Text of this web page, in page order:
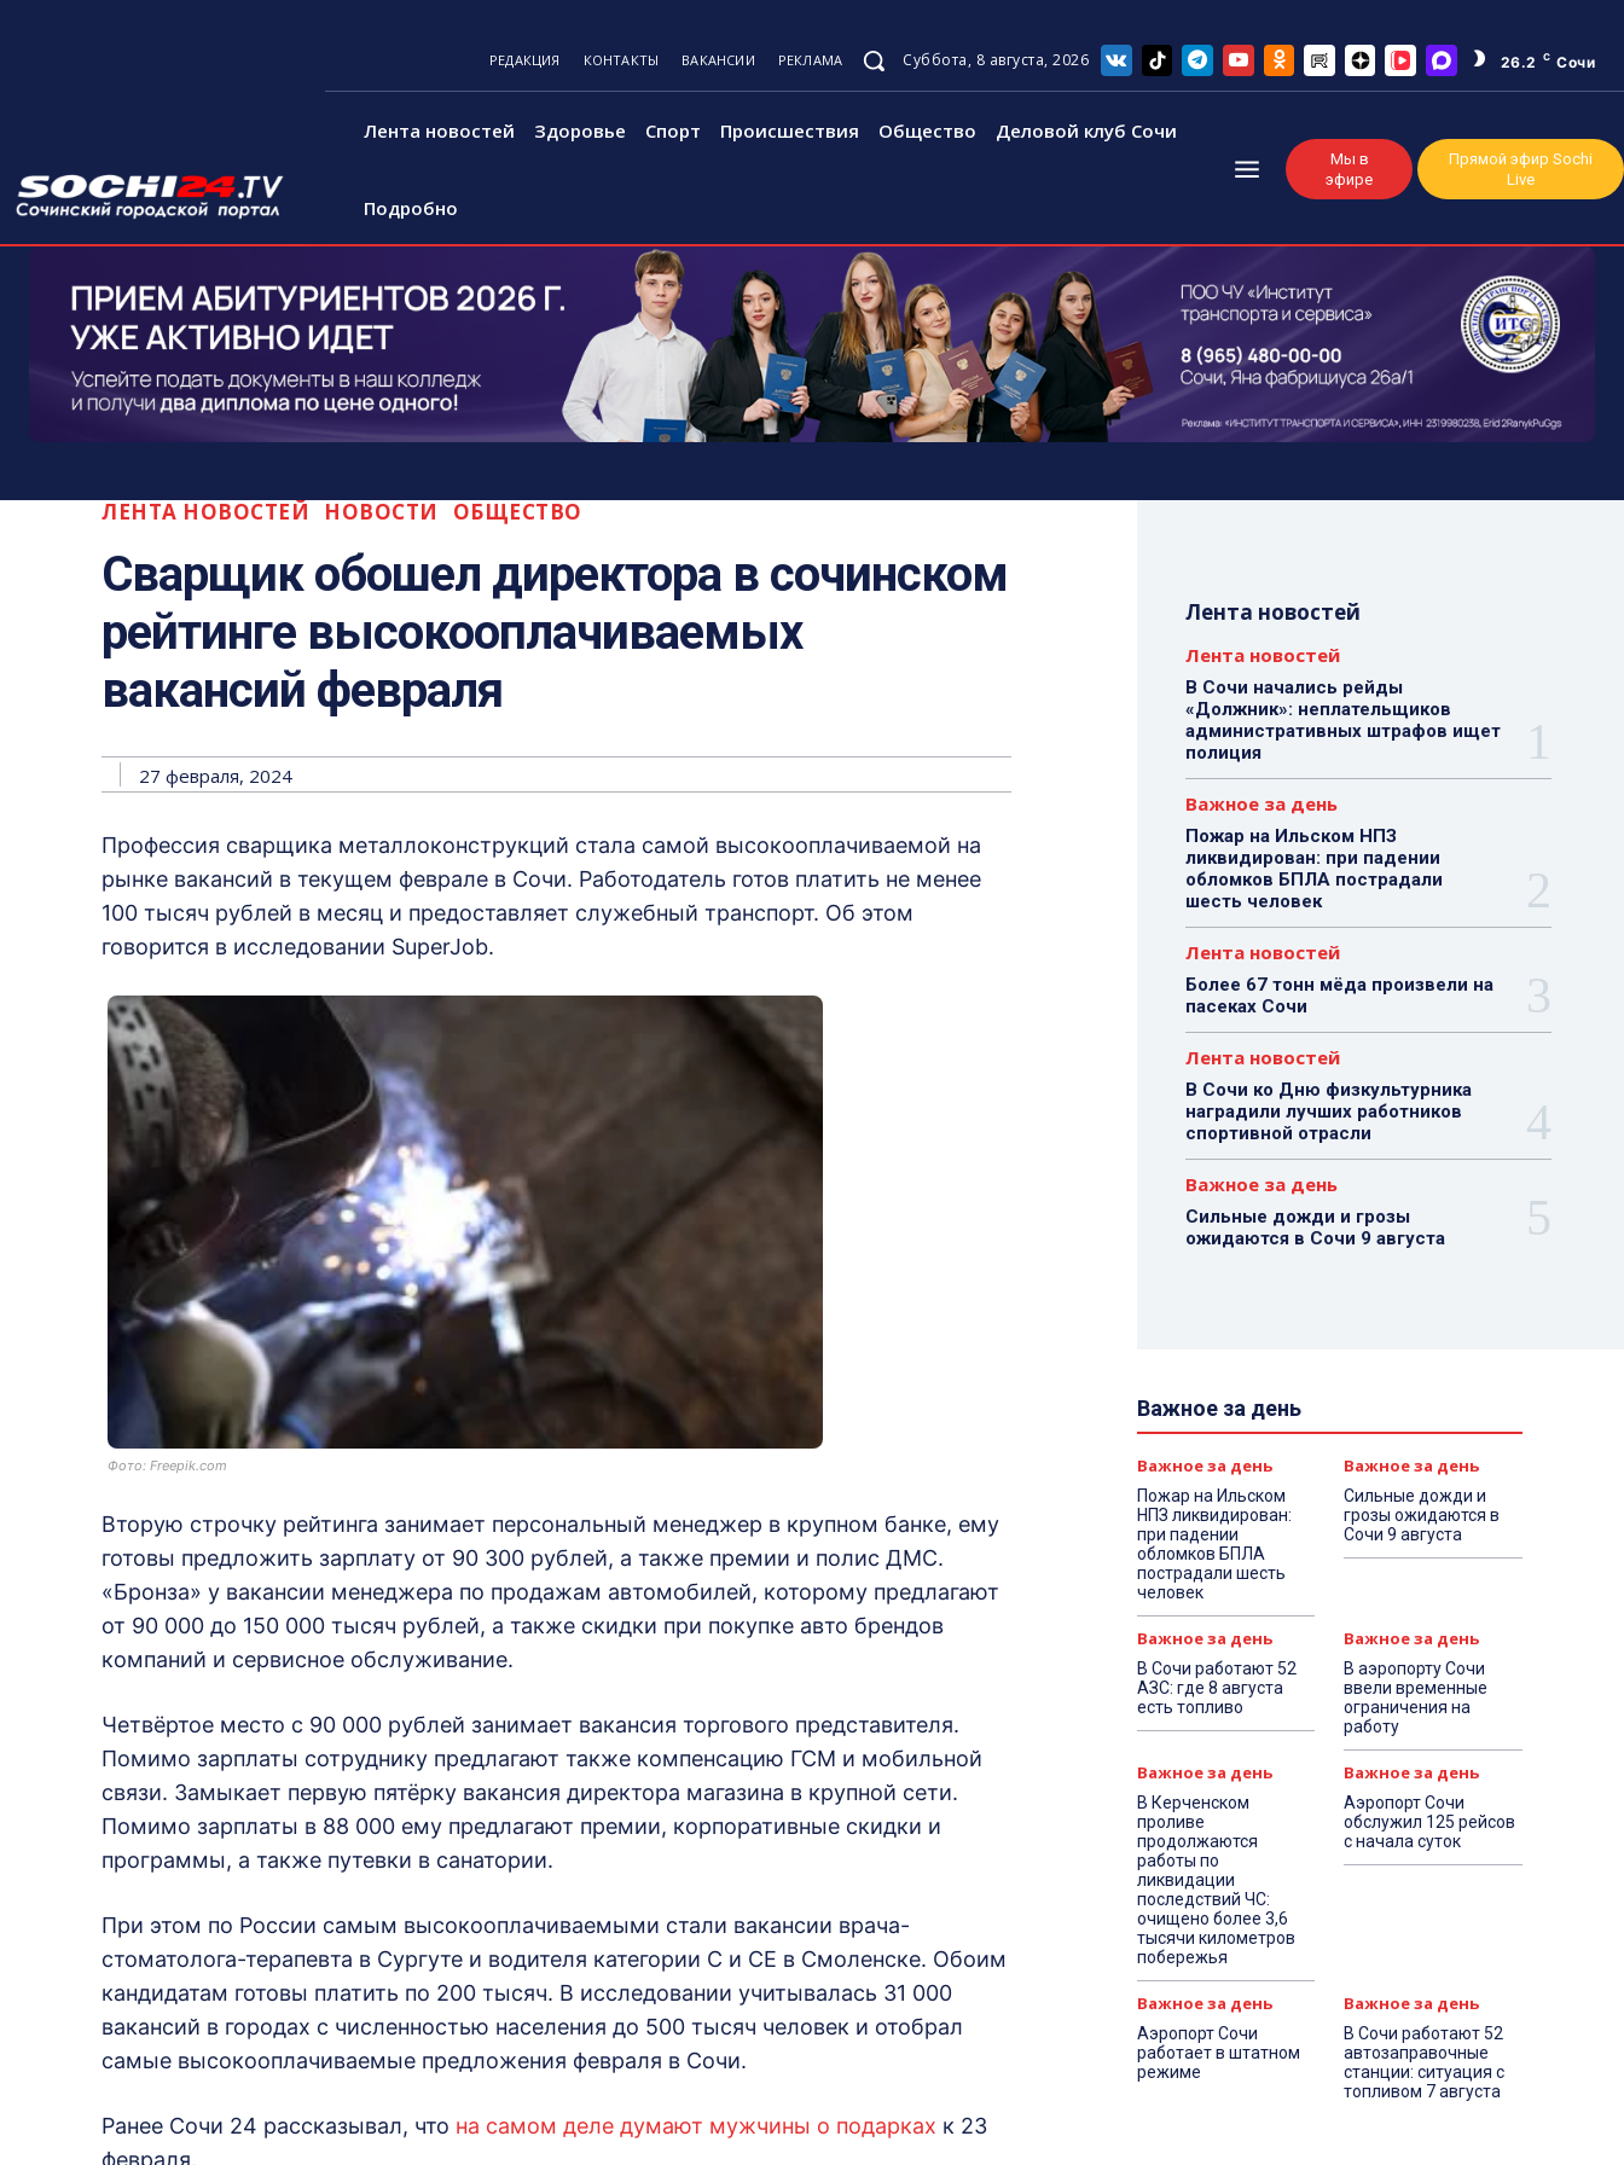
РЕДАКЦИЯ КОНТАКТЫ ВАКАНСИИ РЕКЛАМА Суббота, 8 августа, 2026 26.2 C Сочи
Лента новостей Здоровье Спорт Происшествия Общество Деловой клуб Сочи
Подробно
Мы в
эфире
Прямой эфир Sochi
Live
ЛЕНТА НОВОСТЕЙ НОВОСТИ ОБЩЕСТВО
Сварщик обошел директора в сочинском
рейтинге высокооплачиваемых
вакансий февраля
27 февраля, 2024
Профессия сварщика металлоконструкций стала самой высокооплачиваемой на
рынке вакансий в текущем феврале в Сочи. Работодатель готов платить не менее
100 тысяч рублей в месяц и предоставляет служебный транспорт. Об этом
говорится в исследовании SuperJob.
Фото: Freepik.com
Вторую строчку рейтинга занимает персональный менеджер в крупном банке, ему
готовы предложить зарплату от 90 300 рублей, а также премии и полис ДМС.
«Бронза» у вакансии менеджера по продажам автомобилей, которому предлагают
от 90 000 до 150 000 тысяч рублей, а также скидки при покупке авто брендов
компаний и сервисное обслуживание.
Четвёртое место с 90 000 рублей занимает вакансия торгового представителя.
Помимо зарплаты сотруднику предлагают также компенсацию ГСМ и мобильной
связи. Замыкает первую пятёрку вакансия директора магазина в крупной сети.
Помимо зарплаты в 88 000 ему предлагают премии, корпоративные скидки и
программы, а также путевки в санатории.
При этом по России самым высокооплачиваемыми стали вакансии врача-
стоматолога-терапевта в Сургуте и водителя категории С и СЕ в Смоленске. Обоим
кандидатам готовы платить по 200 тысяч. В исследовании учитывалась 31 000
вакансий в городах с численностью населения до 500 тысяч человек и отобрал
самые высокооплачиваемые предложения февраля в Сочи.
Ранее Сочи 24 рассказывал, что на самом деле думают мужчины о подарках к 23
февраля.
Лента новостей
Лента новостей
В Сочи начались рейды
«Должник»: неплательщиков
административных штрафов ищет
полиция
Важное за день
Пожар на Ильском НПЗ
ликвидирован: при падении
обломков БПЛА пострадали
шесть человек
Лента новостей
Более 67 тонн мёда произвели на
пасеках Сочи
Лента новостей
В Сочи ко Дню физкультурника
наградили лучших работников
спортивной отрасли
Важное за день
Сильные дожди и грозы
ожидаются в Сочи 9 августа
Важное за день
Важное за день
Пожар на Ильском
НПЗ ликвидирован:
при падении
обломков БПЛА
пострадали шесть
человек
Важное за день
Сильные дожди и
грозы ожидаются в
Сочи 9 августа
Важное за день
В Сочи работают 52
АЗС: где 8 августа
есть топливо
Важное за день
В аэропорту Сочи
ввели временные
ограничения на
работу
Важное за день
В Керченском
проливе
продолжаются
работы по
ликвидации
последствий ЧС:
очищено более 3,6
тысячи километров
побережья
Важное за день
Аэропорт Сочи
обслужил 125 рейсов
с начала суток
Важное за день
Аэропорт Сочи
работает в штатном
режиме
Важное за день
В Сочи работают 52
автозаправочные
станции: ситуация с
топливом 7 августа